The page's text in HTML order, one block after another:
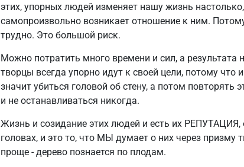
этих, упорных людей изменяет нашу жизнь
самопроизвольно возникает отношение к ним.
трудно. Это большой риск.
Можно потратить много времени и сил, а результата
творцы всегда упорно идут к своей цели, потому что
значит убиться головой об стену, а потом повторять
и не останавливаться никогда.
Жизнь и созидание этих людей и есть их
головах, и это то, что МЫ думает о них через призму
проще - дерево познается по плодам.